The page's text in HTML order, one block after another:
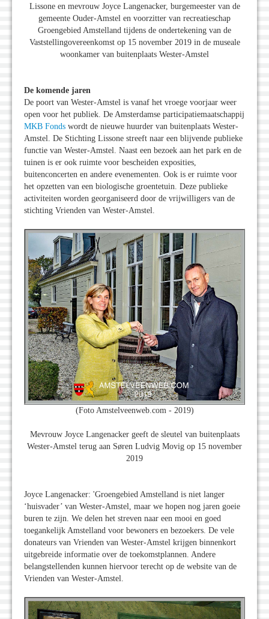
Lissone en mevrouw Joyce Langenacker, burgemeester van de
gemeente Ouder-Amstel en voorzitter van recreatieschap
Groengebied Amstelland tijdens de ondertekening van de
Vaststellingovereenkomst op 15 november 2019 in de museale
woonkamer van buitenplaats Wester-Amstel
De komende jaren
De poort van Wester-Amstel is vanaf het vroege voorjaar weer
open voor het publiek. De Amsterdamse participatiemaatschappij
MKB Fonds wordt de nieuwe huurder van buitenplaats Wester-
Amstel. De Stichting Lissone streeft naar een blijvende publieke
functie van Wester-Amstel. Naast een bezoek aan het park en de
tuinen is er ook ruimte voor bescheiden exposities,
buitenconcerten en andere evenementen. Ook is er ruimte voor
het opzetten van een biologische groentetuin. Deze publieke
activiteiten worden georganiseerd door de vrijwilligers van de
stichting Vrienden van Wester-Amstel.
(Foto Amstelveenweb.com - 2019)
Mevrouw Joyce Langenacker geeft de sleutel van buitenplaats
Wester-Amstel terug aan Søren Ludvig Movig op 15 november
2019
Joyce Langenacker: 'Groengebied Amstelland is niet langer
‘huisvader’ van Wester-Amstel, maar we hopen nog jaren goeie
buren te zijn. We delen het streven naar een mooi en goed
toegankelijk Amstelland voor bewoners en bezoekers. De vele
donateurs van Vrienden van Wester-Amstel krijgen binnenkort
uitgebreide informatie over de toekomstplannen. Andere
belangstellenden kunnen hiervoor terecht op de website van de
Vrienden van Wester-Amstel.